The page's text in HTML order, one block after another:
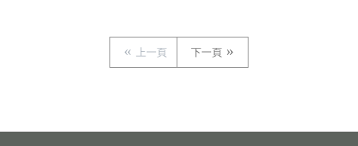
上一頁 下一頁